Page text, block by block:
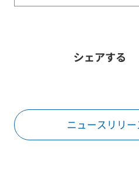
シェアする
ニュースリリ